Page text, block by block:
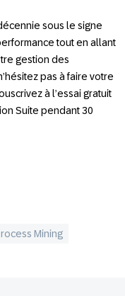
sous le signe
tout en allant
gestion des
pas à faire votre
à l’essai gratuit
Suite pendant 30
Mining